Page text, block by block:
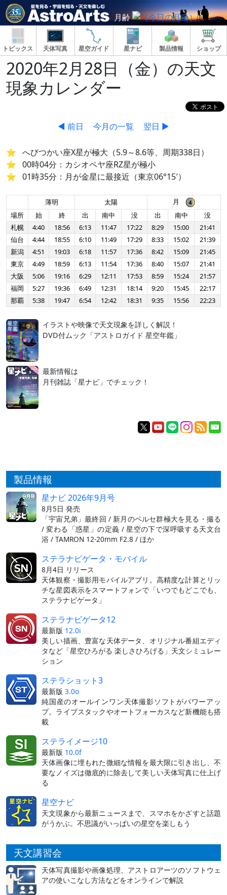
月齢
トピックス 天体写真 星空ガイド 星ナビ 製品情報 ショップ
2020年2月28日（金）の天文
現象カレンダー
◀ 前日 今月の一覧 翌日 ▶
へびつかい座X星が極大（5.9～8.6等、周期338日）
00時04分：カシオペヤ座RZ星が極小
01時35分：月が金星に最接近（東京06°15′）
薄明 太陽
月
場所
始 終 出 南中 没 出 南中
没
札幌
4:40 18:56 6:13 11:47 17:22 8:29 15:00
21:41
仙台
4:44 18:55 6:10 11:49 17:29 8:33 15:02
21:39
新潟
4:51 19:03 6:18 11:57 17:36 8:42 15:09
21:45
東京
4:49 18:59 6:13 11:54 17:36 8:40 15:07
21:41
大阪
5:06 19:16 6:29 12:11 17:53 8:59 15:24
21:57
福岡
5:27 19:36 6:49 12:31 18:14 9:20 15:45
22:17
那覇
5:38 19:47 6:54 12:42 18:31 9:35 15:56 22:23
イラストや映像で天文現象を詳しく解説！
DVD付ムック「アストロガイド 星空年鑑」
最新情報は
月刊雑誌「星ナビ」でチェック！
製品情報
星ナビ 2026年9月号
8月5日 発売
「宇宙兄弟」最終回 / 新月のペルセ群極大を見る・撮る
/ 変わる「惑星」の定義 / 星空の下で深呼吸する天文台
浴 / TAMRON 12-20mm F2.8 / ほか
ステラナビゲータ・モバイル
8月4日 リリース
天体観察・撮影用モバイルアプリ。高精度な計算とリッ
チな星図表示をスマートフォンで「いつでもどこでも、
ステラナビゲータ」
ステラナビゲータ12
最新版 12.0i
美しい描画、豊富な天体データ、オリジナル番組エディ
タなど「星空ひろがる 楽しさひろげる」天文シミュレー
ション
ステラショット3
最新版 3.0o
純国産のオールインワン天体撮影ソフトがパワーアッ
プ。ライブスタックやオートフォーカスなど新機能も搭
載
ステライメージ10
最新版 10.0f
天体画像に埋もれた微細な情報を最大限に引き出し、不
要なノイズは徹底的に除去して美しい天体写真に仕上げ
る
星空ナビ
天文現象から最新ニュースまで、スマホをかざすと話題
がうかぶ。不思議がいっぱいの星空を楽しもう
天文講習会
天体写真撮影や画像処理、アストロアーツのソフトウェ
アの使いこなし方法などをオンラインで解説